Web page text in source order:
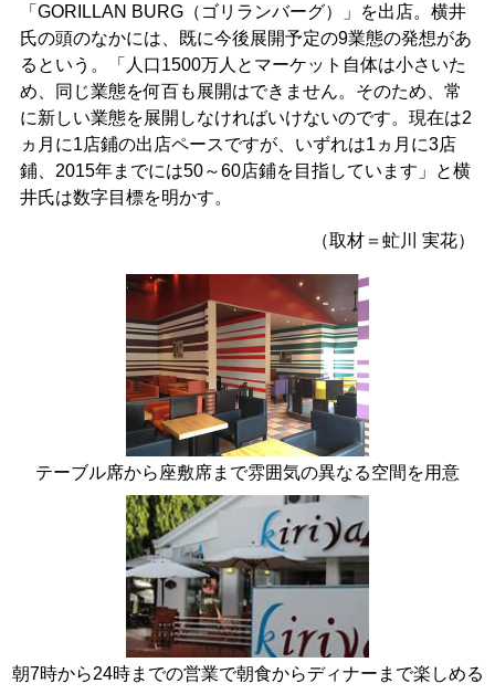
「GORILLAN BURG（ゴリランバーグ）」を出店。横井
氏の頭のなかには、既に今後展開予定の9業態の発想があ
るという。「人口1500万人とマーケット自体は小さいた
め、同じ業態を何百も展開はできません。そのため、常
に新しい業態を展開しなければいけないのです。現在は2
ヵ月に1店鋪の出店ペースですが、いずれは1ヵ月に3店
鋪、2015年までには50～60店鋪を目指しています」と横
井氏は数字目標を明かす。
（取材＝虻川 実花）
テーブル席から座敷席まで雰囲気の異なる空間を用意
朝7時から24時までの営業で朝食からディナーまで楽しめる